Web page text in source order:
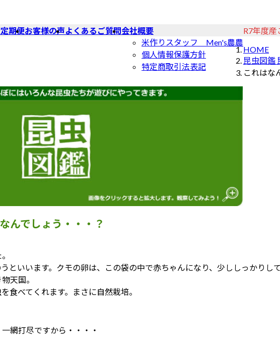
期便お客様の声よくあるご質問会社概要
米作りスタッフ Men's農農
個人情報保護方針
特定商取引法表記
R7年度産
HOME
昆虫図鑑
これはな
んでしょう・・・？
といいます。クモの卵は、この袋の中で赤ちゃんになり、少ししっかりし
天国。
食べてくれます。まさに自然栽培。
網打尽ですから・・・・